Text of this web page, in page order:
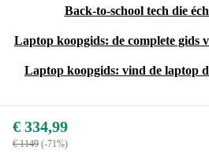
Back-to-school tech die
Laptop koopgids: de complete gids
Laptop koopgids: vind de laptop
€ 334,99
€ 1149 (-71%)